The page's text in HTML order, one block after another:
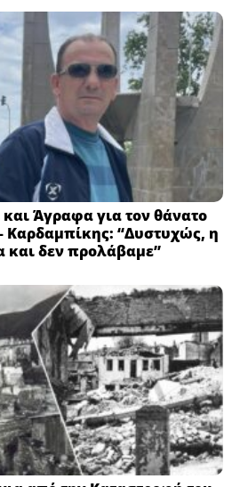
Άγραφα για τον θάνατο
Καρδαμπίκης: “Δυστυχώς, η
και δεν προλάβαμε”